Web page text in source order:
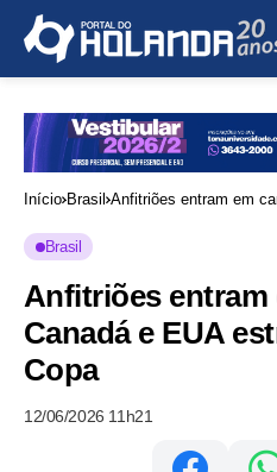
Início Brasil Anfitriões entram em
Brasil
Anfitriões entram
Canadá e EUA
Copa
12/06/2026 11h21